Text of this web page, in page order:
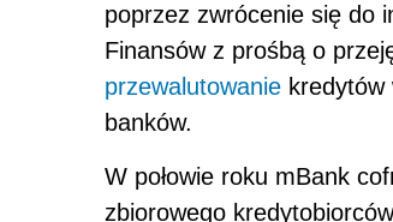
poprzez zwrócenie się do
Finansów z prośbą o
przewalutowanie
banków.
W połowie roku mBank
zbiorowego